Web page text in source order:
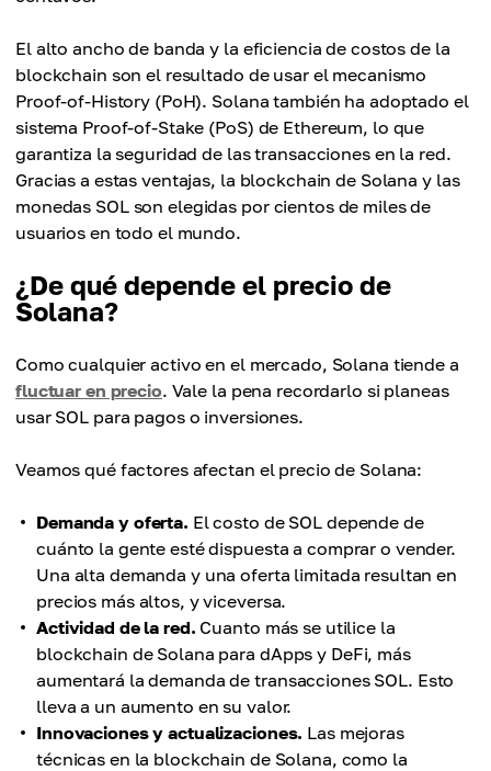
El alto ancho de banda y la eficiencia de costos de la
blockchain son el resultado de usar el mecanismo
Proof-of-History (PoH). Solana también ha adoptado el
sistema Proof-of-Stake (PoS) de Ethereum, lo que
garantiza la seguridad de las transacciones en la red.
Gracias a estas ventajas, la blockchain de Solana y las
monedas SOL son elegidas por cientos de miles de
usuarios en todo el mundo.
¿De qué depende el precio de
Solana?
Como cualquier activo en el mercado, Solana tiende a
fluctuar en precio. Vale la pena recordarlo si planeas
usar SOL para pagos o inversiones.
Veamos qué factores afectan el precio de Solana:
Demanda y oferta. El costo de SOL depende de
cuánto la gente esté dispuesta a comprar o vender.
Una alta demanda y una oferta limitada resultan en
precios más altos, y viceversa.
Actividad de la red. Cuanto más se utilice la
blockchain de Solana para dApps y DeFi, más
aumentará la demanda de transacciones SOL. Esto
lleva a un aumento en su valor.
Innovaciones y actualizaciones. Las mejoras
técnicas en la blockchain de Solana, como la